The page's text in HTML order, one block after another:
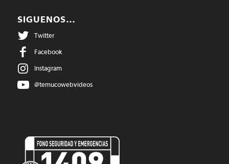
SIGUENOS…
Twitter
Facebook
Instagram
@temucowebvideos